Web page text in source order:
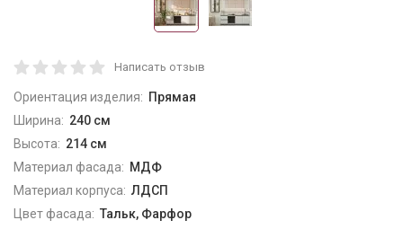
Написать отзыв
Ориентация изделия: Прямая
Ширина: 240 см
Высота: 214 см
Материал фасада: МДФ
Материал корпуса: ЛДСП
Цвет фасада: Тальк, Фарфор